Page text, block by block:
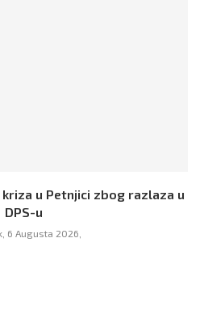
u Petnjici zbog razlaza u
DPS-u
6 Augusta 2026,